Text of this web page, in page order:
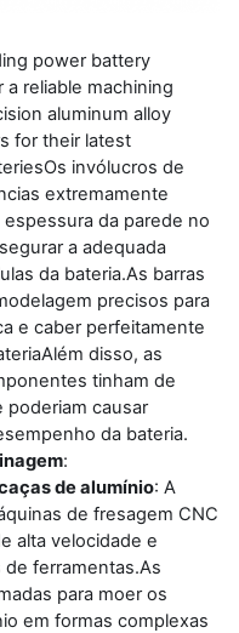
power battery
reliable machining
aluminum alloy
for their latest
invólucros de
extremamente
da parede no
a adequada
da bateria.As barras
precisos para
e caber perfeitamente
disso, as
tinham de
poderiam causar
da bateria.
:
de alumínio: A
de fresagem CNC
alta velocidade e
ferramentas.As
para moer os
em formas complexas